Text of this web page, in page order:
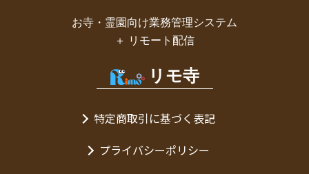
お寺・霊園向け業務管理システム
＋ リモート配信
リモ寺
特定商取引に基づく表記
プライバシーポリシー